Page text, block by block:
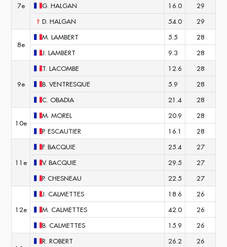
7e G. HALGAN 16.0
29
D. HALGAN 54.0 29
8e
M. LAMBERT 5.5
28
J. LAMBERT 9.3 28
9e
T. LACOMBE 12.6
28
B. VENTRESQUE 5.9
28
C. OBADIA 21.4 28
10e
M. MOREL 20.9
28
P. ESCAUTIER 16.1 28
11e
F. BACQUIE 25.4
27
V. BACQUIE 29.5
27
P. CHESNEAU 22.5 27
12e
J. CALMETTES 18.6
26
M. CALMETTES 42.0
26
B. CALMETTES 15.9 26
R. ROBERT 26.2
26